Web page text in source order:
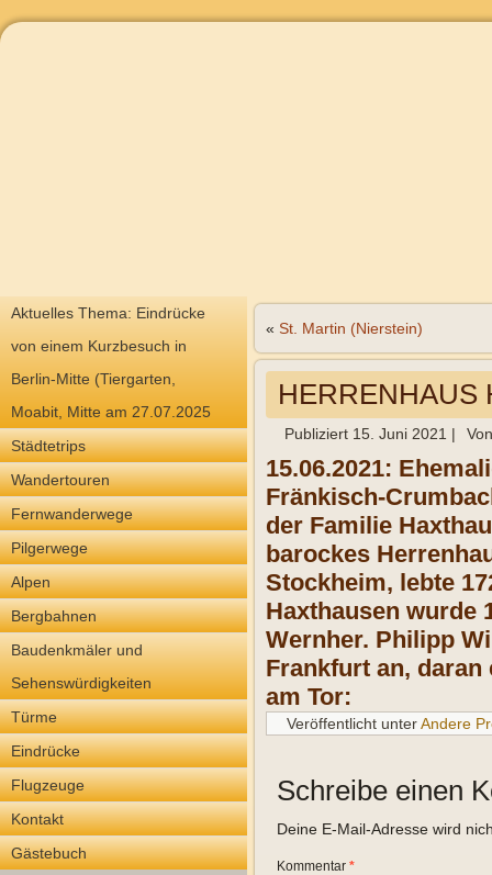
Aktuelles Thema: Eindrücke
von einem Kurzbesuch in
Berlin-Mitte (Tiergarten,
Moabit, Mitte am 27.07.2025
Städtetrips
Wandertouren
Fernwanderwege
Pilgerwege
Alpen
Bergbahnen
Baudenkmäler und
Sehenswürdigkeiten
Türme
Eindrücke
Flugzeuge
Kontakt
Gästebuch
« St. Martin (Nierstein)
HERRENHAUS
Publiziert 15. Juni 2021 | Von
15.06.2021:
Fränkisch-
der Familie
barockes
Stockheim, lebte
Haxthausen wurde
Wernher. Philipp
Frankfurt an,
am Tor:
Veröffentlicht unterAndere
Schreibe einen
Deine E-Mail-Adresse wird
Kommentar *